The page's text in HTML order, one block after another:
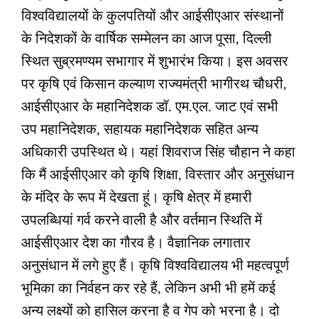
विश्वविद्यालयों के कुलपतियों और आईसीएआर संस्थानों
के निदेशकों के वार्षिक सम्मेलन का आज पूसा, दिल्ली
स्थित सुब्रमण्यम सभागार में शुभारंभ किया। इस अवसर
पर कृषि एवं किसान कल्याण राज्यमंत्री भागीरथ चौधरी,
आईसीएआर के महानिदेशक डॉ. एम.एल. जाट एवं सभी
उप महानिदेशक, सहायक महानिदेशक सहित अन्य
अधिकारी उपस्थित थे। यहां शिवराज सिंह चौहान ने कहा
कि मैं आईसीएआर को कृषि शिक्षा, विस्तार और अनुसंधान
के मंदिर के रूप में देखता हूं। कृषि क्षेत्र में हमारी
उपलब्धियां गर्व करने वाली है और वर्तमान स्थिति में
आईसीएआर देश का गौरव है। वैज्ञानिक लगातार
अनुसंधान में लगे हुए हैं। कृषि विश्वविद्यालय भी महत्वपूर्ण
भूमिका का निर्वहन कर रहे हैं, लेकिन अभी भी हमें कई
अन्य लक्ष्यों को हासिल करना है व गेप को भरना है। दो